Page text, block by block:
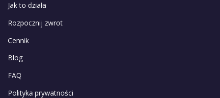
Jak to działa
Rozpocznij zwrot
Cennik
Blog
FAQ
Polityka prywatności